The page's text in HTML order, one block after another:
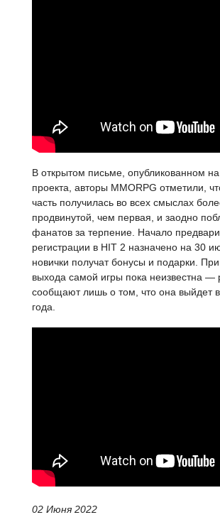
В открытом письме, опубликованном
проекта, авторы MMORPG отметили,
часть получилась во всех смыслах
продвинутой, чем первая, и заодно
фанатов за терпение. Начало
регистрации в HIT 2 назначено на 30
новички получат бонусы и подарки.
выхода самой игры пока неизвестна —
сообщают лишь о том, что она выйдет
года.
02 Июня 2022